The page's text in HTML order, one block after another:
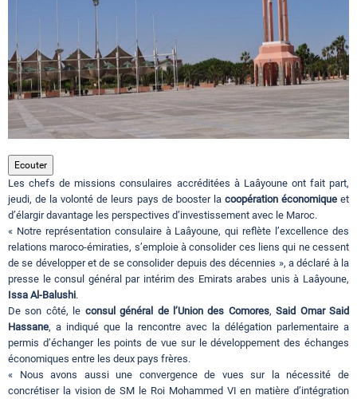
Hotels
Evenements
Contact
Ecouter
Les chefs de missions consulaires accréditées à Laâyoune ont fait part,
jeudi, de la volonté de leurs pays de booster la coopération économiqueet
d’élargir davantage les perspectives d’investissement avec le Maroc.
« Notre représentation consulaire à Laâyoune, qui reflète l’excellence des
relations maroco-émiraties, s’emploie à consolider ces liens qui ne cessent
de se développer et de se consolider depuis des décennies », a déclaré à la
presse le consul général par intérim des Emirats arabes unis à Laâyoune,
Issa Al-Balushi.
De son côté, le consul général de l’Union des Comores,Said Omar Said
Hassane, a indiqué que la rencontre avec la délégation parlementaire a
permis d’échanger les points de vue sur le développement des échanges
économiques entre les deux pays frères.
« Nous avons aussi une convergence de vues sur la nécessité de
concrétiser la vision de SM le Roi Mohammed VI en matière d’intégration